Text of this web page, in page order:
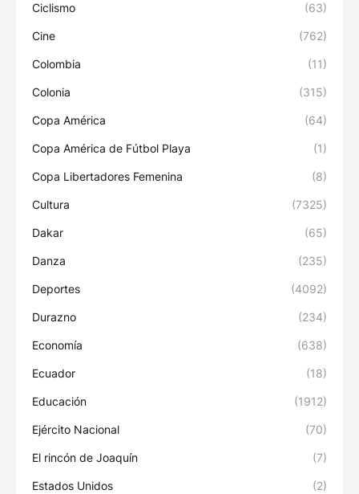
Ciclismo (63)
Cine (762)
Colombia (11)
Colonia (315)
Copa América (64)
Copa América de Fútbol Playa (1)
Copa Libertadores Femenina (8)
Cultura (7325)
Dakar (65)
Danza (235)
Deportes (4092)
Durazno (234)
Economía (638)
Ecuador (18)
Educación (1912)
Ejército Nacional (70)
El rincón de Joaquín (7)
Estados Unidos (2)